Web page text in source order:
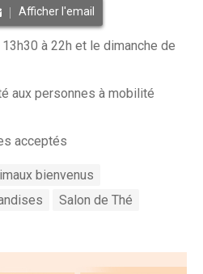
Afficher l'email
à 22h et le dimanche de
aux personnes à mobilité
acceptés
bienvenus
Salon de Thé